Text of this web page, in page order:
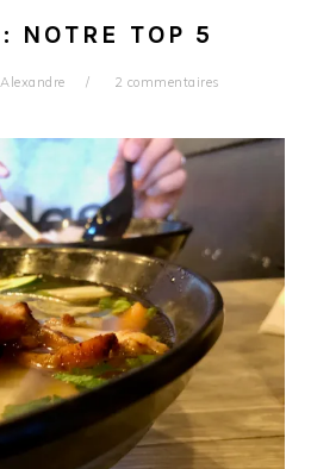
NOTRE TOP 5
Alexandre 2 commentaires